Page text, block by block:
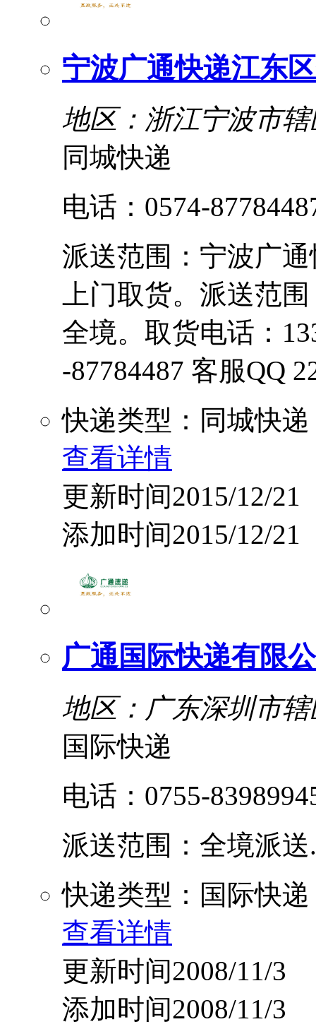
宁波广通快递江东
地区：浙江宁波市辖
同城快递
电话：0574-
派送范围：宁波广
上门取货。派送范
全境。取货电话：
-87784487 客服QQ
快递类型：同城快递
查看详情
更新时间2015/12/21
添加时间2015/12/21
广通国际快递有限
地区：广东深圳市辖
国际快递
电话：0755-
派送范围：全境派送
快递类型：国际快递
查看详情
更新时间2008/11/3
添加时间2008/11/3